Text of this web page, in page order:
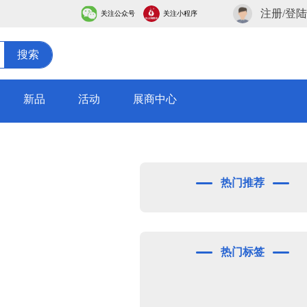
关注公众号 关注小程序 注册/登陆
搜索
新品 活动 展商中心
热门推荐
热门标签